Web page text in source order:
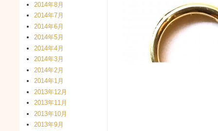
2014年8月
2014年7月
2014年6月
2014年5月
2014年4月
2014年3月
2014年2月
2014年1月
2013年12月
2013年11月
2013年10月
2013年9月